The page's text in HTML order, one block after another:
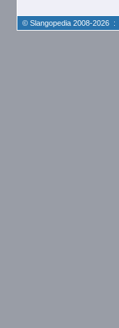
© Slangopedia 2008-2026 :